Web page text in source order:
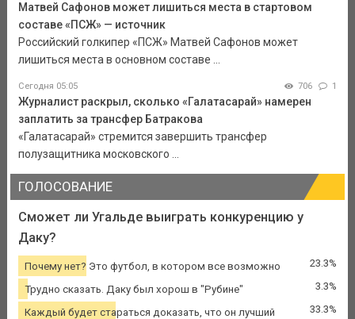
Матвей Сафонов может лишиться места в стартовом
составе «ПСЖ» — источник
Российский голкипер «ПСЖ» Матвей Сафонов может
лишиться места в основном составе ...
Сегодня 05:05 706 1
Журналист раскрыл, сколько «Галатасарай» намерен
заплатить за трансфер Батракова
«Галатасарай» стремится завершить трансфер
полузащитника московского ...
ГОЛОСОВАНИЕ
Сможет ли Угальде выиграть конкуренцию у
Даку?
Почему нет? Это футбол, в котором все возможно 23.3%
Трудно сказать. Даку был хорош в "Рубине" 3.3%
Каждый будет стараться доказать, что он лучший 33.3%